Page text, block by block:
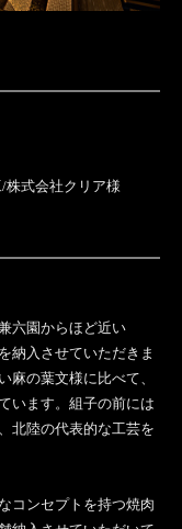
式会社クリア様
六園からほど近い
納入させていただきま
麻の葉文様に比べて、
います。組子の前には
北陸の代表的な工芸を
コンセプトを持つ焼肉